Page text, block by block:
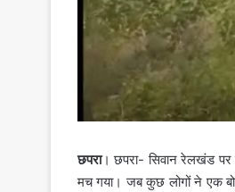
छपरा। छपरा- सिवान रेलखंड पर
मच गया। जब कुछ लोगों ने एक